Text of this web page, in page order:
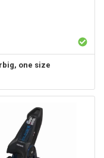
one size